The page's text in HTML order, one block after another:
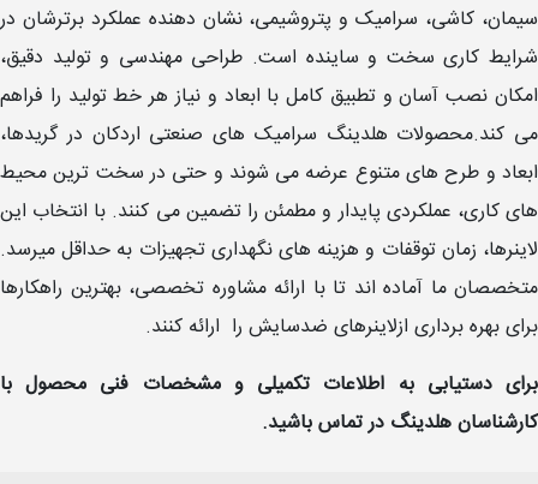
سیمان، کاشی، سرامیک و پتروشیمی، نشان دهنده عملکرد برترشان در
شرایط کاری سخت و ساینده است. طراحی مهندسی و تولید دقیق،
امکان نصب آسان و تطبیق کامل با ابعاد و نیاز هر خط تولید را فراهم
می کند.محصولات هلدینگ سرامیک های صنعتی اردکان در گریدها،
ابعاد و طرح های متنوع عرضه می شوند و حتی در سخت ترین محیط
های کاری، عملکردی پایدار و مطمئن را تضمین می کنند. با انتخاب این
لاینرها، زمان توقفات و هزینه های نگهداری تجهیزات به حداقل میرسد.
متخصصان ما آماده اند تا با ارائه مشاوره تخصصی، بهترین راهکارها
برای بهره برداری ازلاینرهای ضدسایش را ارائه کنند.
برای دستیابی به اطلاعات تکمیلی و مشخصات فنی محصول با
کارشناسان هلدینگ در تماس باشید.